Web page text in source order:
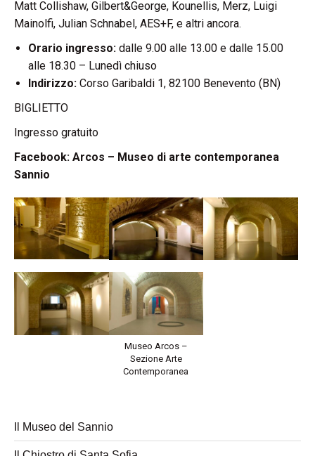
Matt Collishaw, Gilbert&George, Kounellis, Merz, Luigi
Mainolfi, Julian Schnabel, AES+F, e altri ancora.
Orario ingresso: dalle 9.00 alle 13.00 e dalle 15.00
alle 18.30 – Lunedì chiuso
Indirizzo: Corso Garibaldi 1, 82100 Benevento (BN)
BIGLIETTO
Ingresso gratuito
Facebook: Arcos – Museo di arte contemporanea
Sannio
Museo Arcos –
Sezione Arte
Contemporanea
Il Museo del Sannio